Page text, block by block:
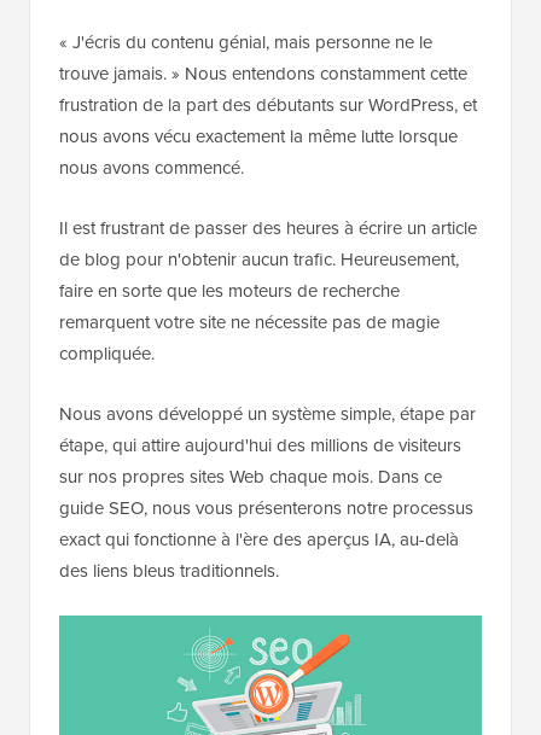
« J'écris du contenu génial, mais personne ne le
trouve jamais. » Nous entendons constamment cette
frustration de la part des débutants sur WordPress, et
nous avons vécu exactement la même lutte lorsque
nous avons commencé.
Il est frustrant de passer des heures à écrire un article
de blog pour n'obtenir aucun trafic. Heureusement,
faire en sorte que les moteurs de recherche
remarquent votre site ne nécessite pas de magie
compliquée.
Nous avons développé un système simple, étape par
étape, qui attire aujourd'hui des millions de visiteurs
sur nos propres sites Web chaque mois. Dans ce
guide SEO, nous vous présenterons notre processus
exact qui fonctionne à l'ère des aperçus IA, au-delà
des liens bleus traditionnels.